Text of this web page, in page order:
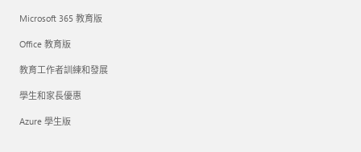
Microsoft 365 教育版
Office 教育版
教育工作者訓練和發展
學生和家長優惠
Azure 學生版